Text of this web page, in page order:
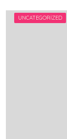
UNCATEGORIZED